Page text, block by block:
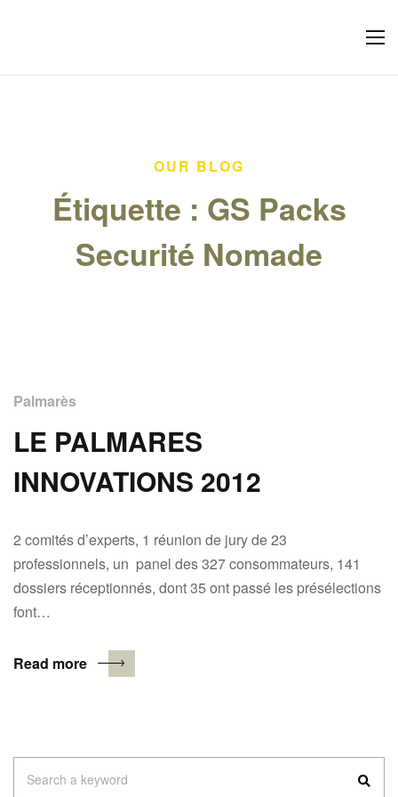
OUR BLOG
Étiquette : GS Packs
Securité Nomade
Palmarès
LE PALMARES
INNOVATIONS 2012
2 comités d’experts, 1 réunion de jury de 23
professionnels, un panel des 327 consommateurs, 141
dossiers réceptionnés, dont 35 ont passé les présélections
font…
Read more
for:Search a keyword